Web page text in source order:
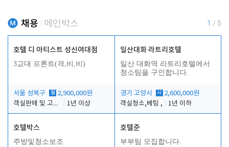
채용 메인박스 1 / 5
호텔 디 아티스트 성신여대점
3교대 프론트(격,비,비)
서울 성북구 월 2,900,000원
객실판매 및 고객응대
1년 이상
일산대화 라트리호텔
일산 대화역 라트리호텔에서
청소팀을 구인합니다.
경기 고양시 시
2,600,000원
객실청소,베팅 ,
1년 이하
호텔박스
주방및청소보조
호텔준
부부팀 모집합니다.